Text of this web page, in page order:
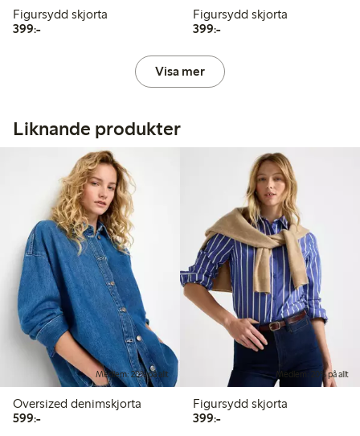
Figursydd skjorta
399:-399,00 kr
Figursydd skjorta
399:-399,00 kr
Visa mer
Liknande produkter
Medlem: 20% på allt
Oversized denimskjorta
599:-599,00 kr
Medlem: 20% på allt
Figursydd skjorta
399:-399,00 kr